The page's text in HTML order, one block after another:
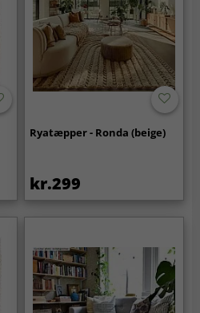
Ryatæpper - Ronda (beige)
kr.299